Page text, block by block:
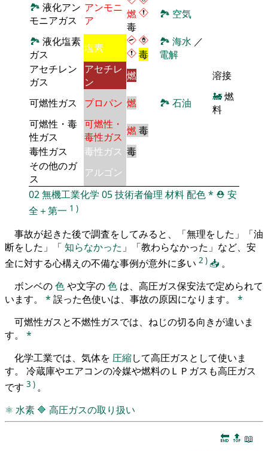
🏞 液化アン
モニアガス
アンモニ
ア
燃
毒
🏞 空気
🏞 液化塩素
ガス
塩素 毒
🏞 海水 ／
電解
アセチレン
ガス
アセチレ
ン
燃 溶接
可燃性ガス プロパン 燃 🏞 石油 🚂燃
料
可燃性・毒
性ガス
可燃性・
毒性ガス 燃毒
毒性ガス
毒性ガス 毒
その他のガ
ス
アルゴン
02無機工業化学 05技術者倫理材料配色* ⛑️ 安
全＋第一 1 )
事故が起きた後で調査をしてみると、「無理をした」「油
断をした」「 知らなかった 」「教わらなかった」など、安
全に対する心構えの不備な事例が意外に多い 2 ) 📥 。
ボンベの色や文字の色 は、高圧ガス保安法で定められて
います。 * 誤った色使いは、事故の原因になります。 *
可燃性ガスと不燃性ガスでは、ねじの切る向きが違いま
す。 *
化学工業では、気体を 圧縮して高圧ガスとして使いま
す。 冷蔵庫やエアコンの冷媒や燃料のＬＰガスも高圧ガス
です 3 ) 。
⚛ 水素 🔷 高圧ガスの取り扱い
🔚 🔝 📖